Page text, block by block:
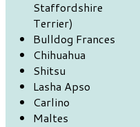
Staffordshire
Terrier)
Bulldog Frances
Chihuahua
Shitsu
Lasha Apso
Carlino
Maltes